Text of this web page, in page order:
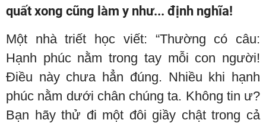
quất xong cũng làm y như... định nghĩa!
Một nhà triết học viết: “Thường có câu:
Hạnh phúc nằm trong tay mỗi con người!
Điều này chưa hẳn đúng. Nhiều khi hạnh
phúc nằm dưới chân chúng ta. Không tin ư?
Bạn hãy thử đi một đôi giầy chật trong cả